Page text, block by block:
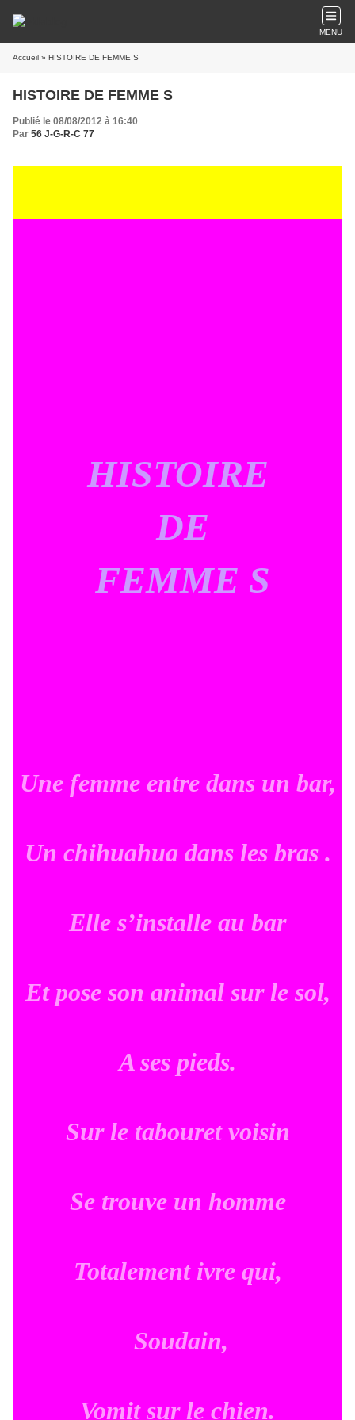
MENU
Accueil » HISTOIRE DE FEMME S
HISTOIRE DE FEMME S
Publié le 08/08/2012 à 16:40
Par 56 J-G-R-C 77
HISTOIRE
DE
FEMME S
Une femme entre dans un bar,
Un chihuahua dans les bras .
Elle s’installe au bar
Et pose son animal sur le sol,
A ses pieds.
Sur le tabouret voisin
Se trouve un homme
Totalement ivre qui,
Soudain,
Vomit sur le chien.